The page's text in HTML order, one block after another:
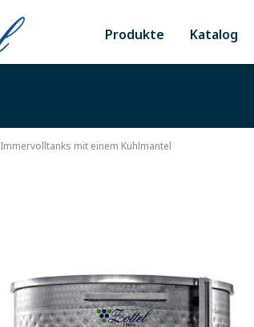
Produkte Katalog
Immervolltanks mit einem Kühlmantel